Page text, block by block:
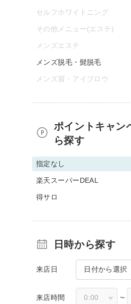
セルフホワイトニング
その他メニュー(エステ)
メンズエステ
メンズ脱毛・髭脱毛
メンズ眉・アイブロウ
ポイントキャン
ら探す
指定なし
楽天スーパーDEAL
得サロ
日時から探す
来店日 日付から選択
来店時間 〜